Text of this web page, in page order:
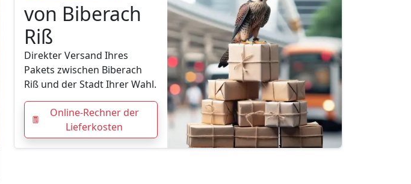
von Biberach
Riß
Direkter Versand Ihres
Pakets zwischen Biberach
Riß und der Stadt Ihrer Wahl.
Online-Rechner der
Lieferkosten